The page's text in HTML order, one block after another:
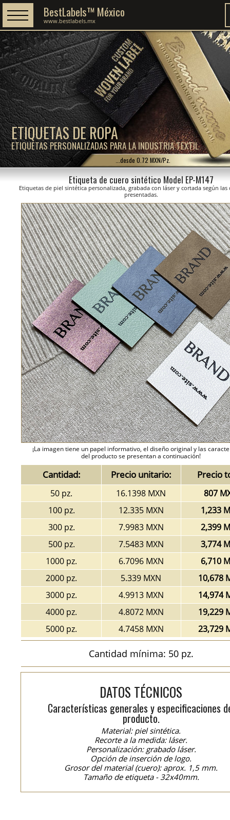
ETIQUETAS DE ROPA
ETIQUETAS PERSONALIZADAS PARA LA INDUSTRIA TEXTIL
BestLabels™ México
www.bestlabels.mx
...desde 0.72 MXN/Pz.
Etiqueta de cuero sintético Model EP-M147
Etiquetas de piel sintética personalizada, grabada con láser y cortada según
presentadas.
¡La imagen tiene un papel informativo, el diseño original y las
del producto se presentan a continuación!
Cantidad: Precio unitario: Precio
50 pz. 16.1398 MXN
807
100 pz.
12.335 MXN
1,233
300 pz.
7.9983 MXN
2,399
500 pz.
7.5483 MXN
3,774
1000 pz.
6.7096 MXN
6,710
2000 pz.
5.339 MXN
10,678
3000 pz.
4.9913 MXN
14,974
4000 pz.
4.8072 MXN
19,229
5000 pz.
4.7458 MXN 23,729
Cantidad mínima: 50 pz.
DATOS TÉCNICOS
Características generales y especificaciones
producto.
Material: piel sintética.
Recorte a la medida: láser.
Personalización: grabado láser.
Opción de inserción de logo.
Grosor del material (cuero): aprox. 1,5 mm.
Tamaño de etiqueta - 32x40mm.